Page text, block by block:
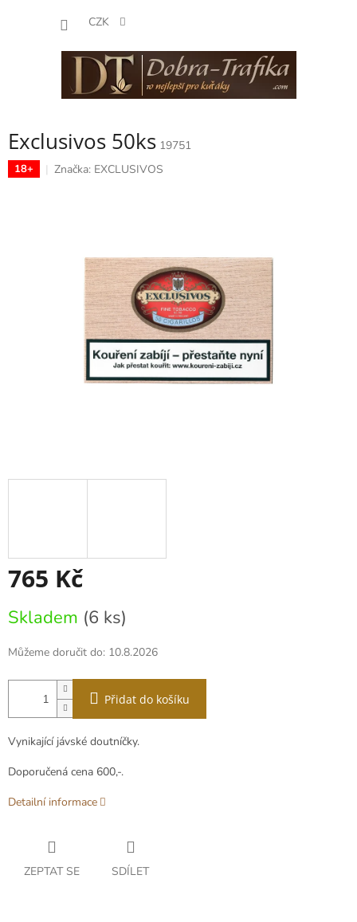
CZK
Exclusivos 50ks 19751
18+ Značka: EXCLUSIVOS
765 Kč
cena:
Skladem (6 ks)
Můžeme doručit do: 10.8.2026
Přidat do košíku
Vynikající jávské doutníčky.
Doporučená cena 600,-.
Detailní informace
ZEPTAT SE SDÍLET